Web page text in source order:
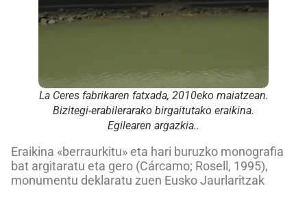
La Ceres fabrikaren fatxada, 2010eko maiatzean.
Bizitegi-erabilerarako birgaitutako eraikina.
Egilearen argazkia..
Eraikina «berraurkitu» eta hari buruzko monografia
bat argitaratu eta gero (Cárcamo; Rosell, 1995),
monumentu deklaratu zuen Eusko Jaurlaritzak